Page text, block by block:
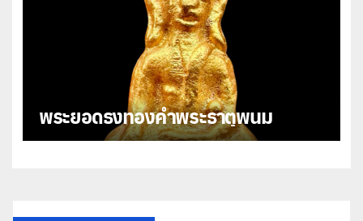
พระยอดธงทองคำพระธาตุพนม